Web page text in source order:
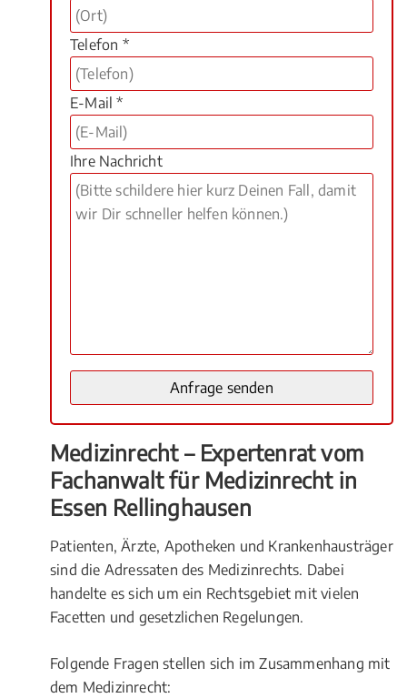
Telefon *
E-Mail *
Ihre Nachricht
Medizinrecht – Expertenrat vom
Fachanwalt für Medizinrecht in
Essen Rellinghausen
Patienten, Ärzte, Apotheken und Krankenhausträger
sind die Adressaten des Medizinrechts. Dabei
handelte es sich um ein Rechtsgebiet mit vielen
Facetten und gesetzlichen Regelungen.
Folgende Fragen stellen sich im Zusammenhang mit
dem Medizinrecht: